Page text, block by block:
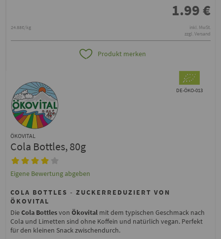
1.99€
24.88€/kg
inkl. MwSt.
zzgl. Versand
Produkt merken
DE-ÖKO-013
ÖKOVITAL
Cola Bottles, 80g
Eigene Bewertung abgeben
COLA BOTTLES - ZUCKERREDUZIERT VON
ÖKOVITAL
DieCola Bottlesvon Ökovitalmit dem typischen Geschmack nach
Cola und Limetten sind ohne Koffein und natürlich vegan. Perfekt
für den kleinen Snack zwischendurch.